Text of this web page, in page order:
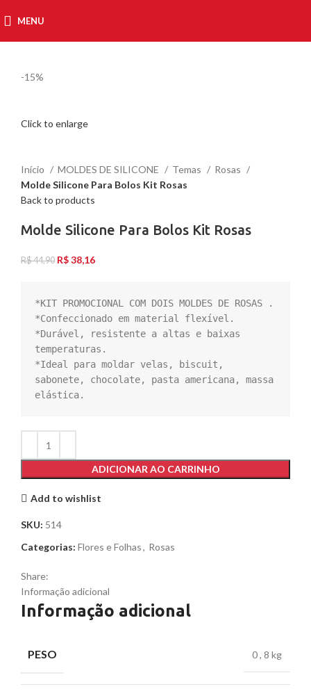
MENU
-15%
Click to enlarge
Início MOLDES DE SILICONE Temas
Rosas
Molde Silicone Para Bolos Kit Rosas
Back to products
Molde Silicone Para Bolos Kit Rosas
R$44,90 R$38,16
*KIT PROMOCIONAL COM DOIS MOLDES DE ROSAS .
*Confeccionado em material flexível.
*Durável, resistente a altas e baixas
temperaturas.
*Ideal para moldar velas, biscuit,
sabonete, chocolate, pasta americana, massa
elástica.
ADICIONAR AO CARRINHO
Add to wishlist
SKU: 514
Categorias: Flores e Folhas, Rosas
Share:
Informação adicional
Informação adicional
PESO 0, 8 kg